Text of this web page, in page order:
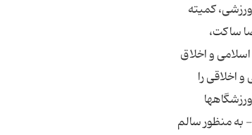
كمیته
ساكت،
ترویج فرهنگ اسلامی و اخلاق
اخلاقی را
ورزشگاهها
نسبت به سازماندهی و ساماندهی تماشاگران و اجرای برنامه های فرهنگی متناسب، اقدامات لازم را انجام دهند. 5- به منظور سالم